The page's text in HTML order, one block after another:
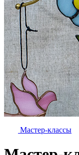
Мастер-классы